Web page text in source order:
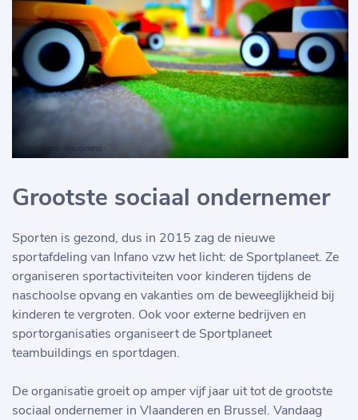
Grootste sociaal ondernemer
Sporten is gezond, dus in 2015 zag de nieuwe
sportafdeling van Infano vzw het licht: de Sportplaneet. Ze
organiseren sportactiviteiten voor kinderen tijdens de
naschoolse opvang en vakanties om de beweeglijkheid bij
kinderen te vergroten. Ook voor externe bedrijven en
sportorganisaties organiseert de Sportplaneet
teambuildings en sportdagen.
De organisatie groeit op amper vijf jaar uit tot de grootste
sociaal ondernemer in Vlaanderen en Brussel. Vandaag